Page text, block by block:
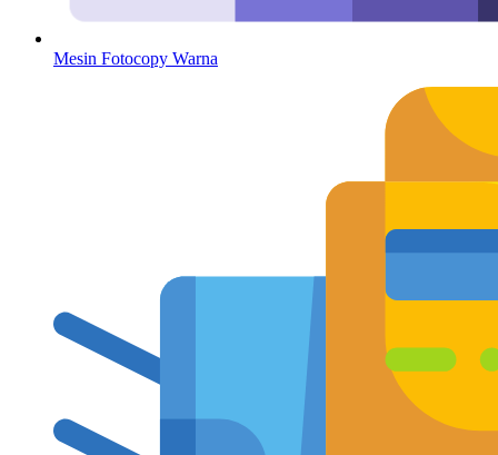
Mesin Fotocopy Warna